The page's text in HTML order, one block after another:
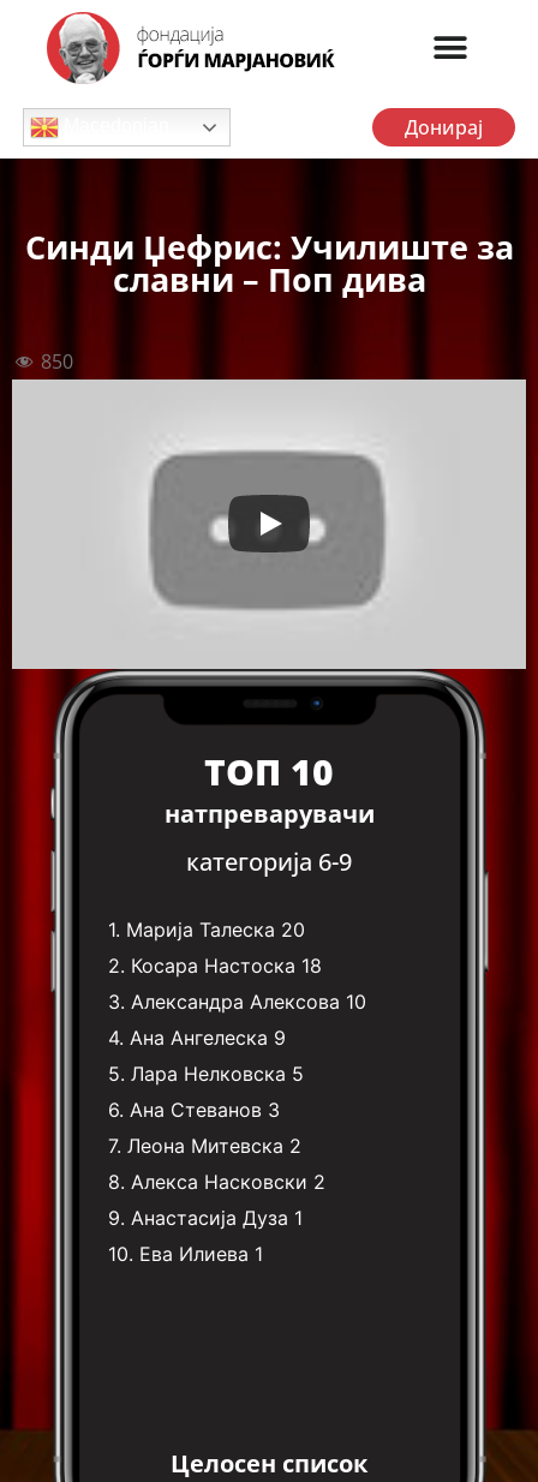
Донирај
Синди Џефрис: Училиште за
славни – Поп дива
850
ТОП 10
натпреварувачи
категорија 6-9
1. Марија Талеска 20
2. Косара Настоска 18
3. Александра Алексова 10
4. Ана Ангелеска 9
5.Лара Нелковска 5
6. Ана Стеванов 3
7.Леона Митевска 2
8. Алекса Насковски 2
9. Анастасија Дуза 1
10. Ева Илиева 1
Целосен список